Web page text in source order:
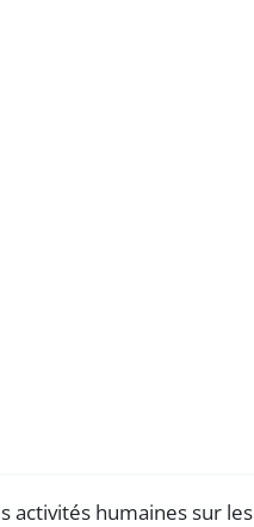
activités humaines sur les